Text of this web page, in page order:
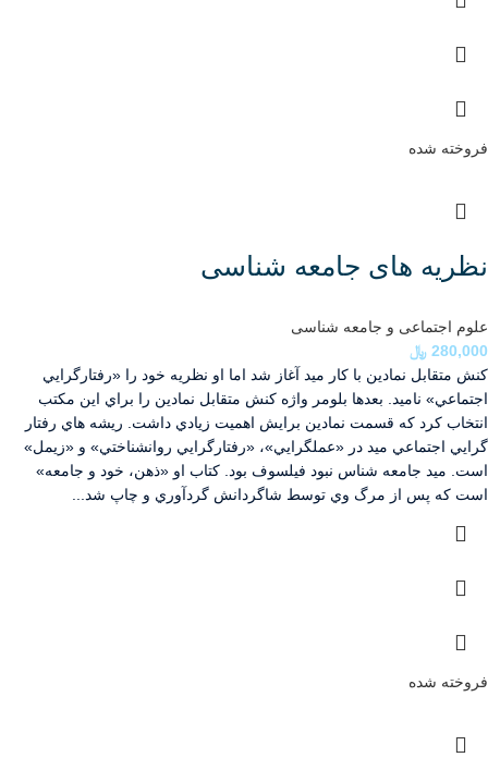
فروخته شده
نظریه های جامعه شناسی
علوم اجتماعی و جامعه شناسی
280,000 ﷼
كنش متقابل نمادين با كار ميد آغاز شد اما او نظريه خود را «رفتارگرايي
اجتماعي» ناميد. بعدها بلومر واژه كنش متقابل نمادين را براي اين مكتب
انتخاب كرد كه قسمت نمادين برايش اهميت زيادي داشت. ريشه هاي رفتار
گرايي اجتماعي ميد در «عملگرايي»، «رفتارگرايي روانشناختي» و «زيمل»
است. ميد جامعه شناس نبود فيلسوف بود. كتاب او «ذهن، خود و جامعه»
است كه پس از مرگ وي توسط شاگردانش گردآوري و چاپ شد...
فروخته شده